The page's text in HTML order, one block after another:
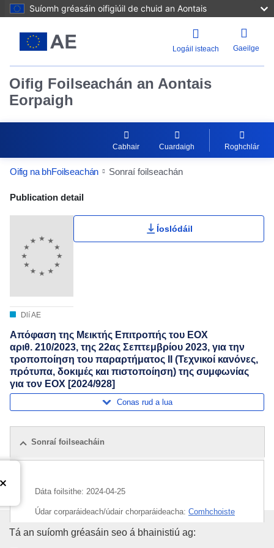
Suíomh gréasáin oifigiúil de chuid an Aontais
Logáil isteach Gaeilge
Oifig Foilseachán an Aontais
Eorpaigh
Cabhair Cuardaigh Roghchlár
Oifig na bhFoilseachán Sonraí foilseachán
Publication Detail Actions Portlet
Publication detail
Dlí AE
Íoslódáil
Απόφαση της Μεικτής Επιτροπής του ΕΟΧ
αριθ. 210/2023, της 22ας Σεπτεμβρίου 2023, για την
τροποποίηση του παραρτήματος II (Τεχνικοί κανόνες,
πρότυπα, δοκιμές και πιστοποίηση) της συμφωνίας
για τον ΕΟΧ [2024/928]
Conas rud a lua
Sonraí foilseacháin
Dáta foilsithe: 2024-04-25
Údar corparáideach/údair chorparáideacha: Comhchoiste
an LEE
( An Limistéar Eorpach Eacnamaíoch
Oifig Foilseachán an Aontais
Tá an suíomh gréasáin seo á bhainistiú ag: